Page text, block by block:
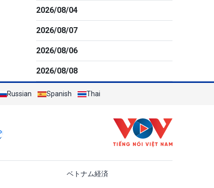
2026/08/04
2026/08/07
2026/08/06
2026/08/08
Russian Spanish Thai
ベトナム経済